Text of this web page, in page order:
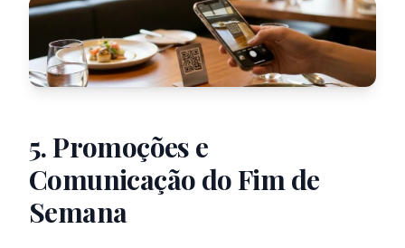
5. Promoções e
Comunicação do Fim de
Semana